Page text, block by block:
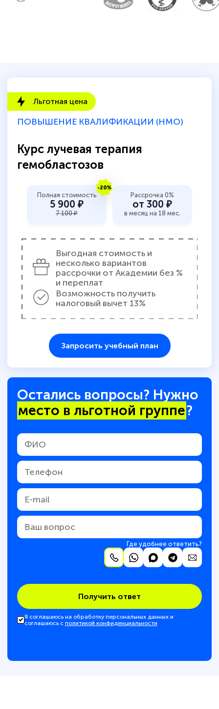
Льготная цена
ПОВЫШЕНИЕ КВАЛИФИКАЦИИ (НМО)
Курс лучевая терапия
гемобластозов
-20%
Полная стоимость
5 900 ₽
7 100 ₽
Рассрочка 0%
от 300 ₽
в месяц на 18 мес.
Выгодная стоимость и
несколько вариантов
рассрочки от Академии без %
и переплат
Возможность получить
налоговый вычет 13%
Запросить учебный план
Остались вопросы? Нужно
место в льготной группе?
Где удобнее ответить?
Получить ответ
Я соглашаюсь на обработку персональных данных и
соглашаюсь с политикой конфиденциальности